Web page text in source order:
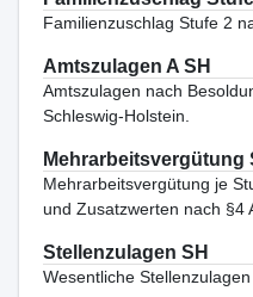
Familienzuschlag Stufe 2
Amtszulagen A SH
Amtszulagen nach
Schleswig-Holstein.
Mehrarbeitsvergütung
Mehrarbeitsvergütung je
und Zusatzwerten nach §4
Stellenzulagen SH
Wesentliche